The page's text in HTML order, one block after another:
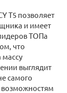
T5 позволяет
и имеет
ТОПа
что
выглядит
самого
возможностям